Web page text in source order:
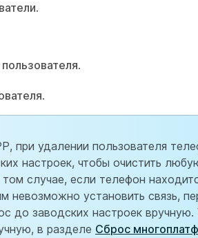
.
.
.
при удалении пользователя
настроек, чтобы очистить
случае, если телефон
невозможно установить связь,
до заводских настроек вручную.
в разделе Сброс